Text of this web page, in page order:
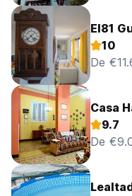
El81
10
De
Casa
9.7
De